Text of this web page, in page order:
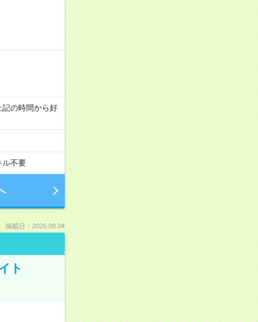
記の時間から好
ル不要
掲載日：2026.08.04
ト